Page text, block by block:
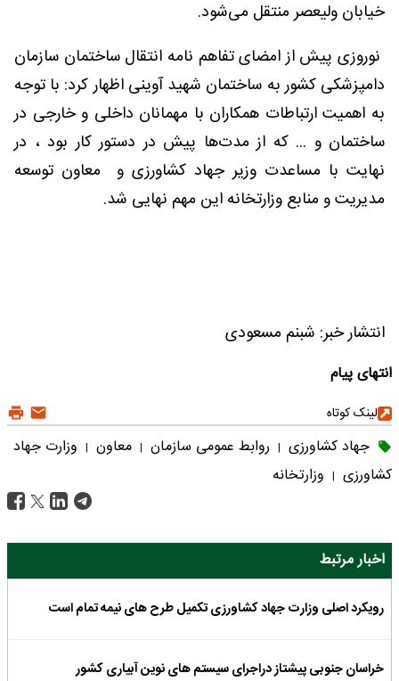
خیابان ولیعصر منتقل می‌شود.
نوروزی پیش از امضای تفاهم نامه انتقال ساختمان سازمان
دامپزشکی کشور به ساختمان شهید آوینی اظهار کرد: با توجه
به اهمیت ارتباطات همکاران با مهمانان داخلی و خارجی در
ساختمان و ... که از مدت‌ها پیش در دستور کار بود ، در
نهایت با مساعدت وزیر جهاد کشاورزی و معاون توسعه
مدیریت و منابع وزارتخانه این مهم نهایی شد.
انتشار خبر: شبنم مسعودی
انتهای پیام
لینک کوتاه
جهاد کشاورزی | روابط عمومی سازمان | معاون | وزارت جهاد
کشاورزی | وزارتخانه
اخبار مرتبط
رویکرد اصلی وزارت جهاد کشاورزی تکمیل طرح های نیمه تمام است
خراسان جنوبی پیشتاز دراجرای سیستم های نوین آبیاری کشور